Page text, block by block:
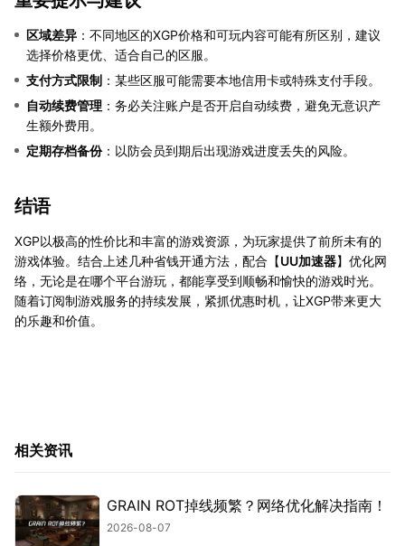
区域差异 ：不同地区的XGP价格和可玩内容可能有所区别，建议
选择价格更优、适合自己的区服。
支付方式限制 ：某些区服可能需要本地信用卡或特殊支付手段。
自动续费管理 ：务必关注账户是否开启自动续费，避免无意识产
生额外费用。
定期存档备份：以防会员到期后出现游戏进度丢失的风险。
结语
XGP以极高的性价比和丰富的游戏资源，为玩家提供了前所未有的
游戏体验。结合上述几种省钱开通方法，配合【UU加速器】优化网
络，无论是在哪个平台游玩，都能享受到顺畅和愉快的游戏时光。
随着订阅制游戏服务的持续发展，紧抓优惠时机，让XGP带来更大
的乐趣和价值。
相关资讯
GRAIN ROT掉线频繁？网络优化解决指南！
2026-08-07